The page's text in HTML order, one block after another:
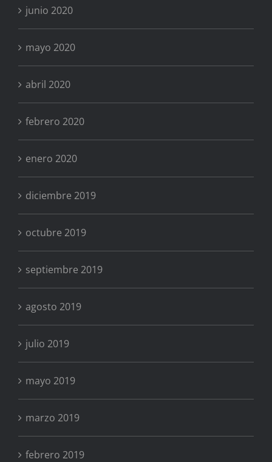
junio 2020
mayo 2020
abril 2020
febrero 2020
enero 2020
diciembre 2019
octubre 2019
septiembre 2019
agosto 2019
julio 2019
mayo 2019
marzo 2019
febrero 2019